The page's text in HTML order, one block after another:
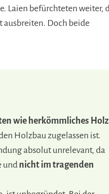
Laien befürchteten weiter,
Doch beide
wie herkömmliches Holz
Holzbau zugelassen ist.
absolut unrelevant, da
und nicht im tragenden